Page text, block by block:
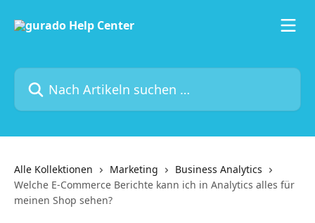
Nach Artikeln suchen …
Alle Kollektionen Marketing
Business Analytics
Welche E-Commerce Berichte kann ich in Analytics alles für
meinen Shop sehen?